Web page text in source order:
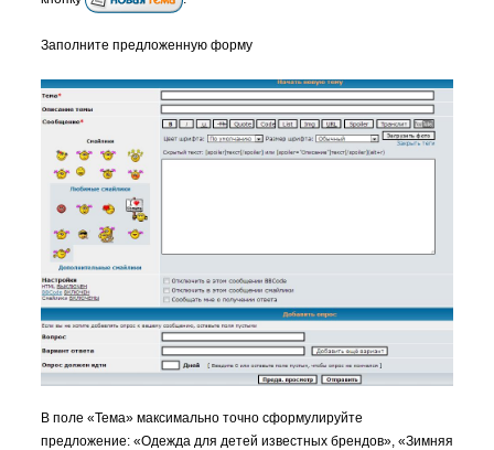
Заполните предложенную форму
В поле «Тема» максимально точно сформулируйте
предложение: «Одежда для детей известных брендов», «Зимняя